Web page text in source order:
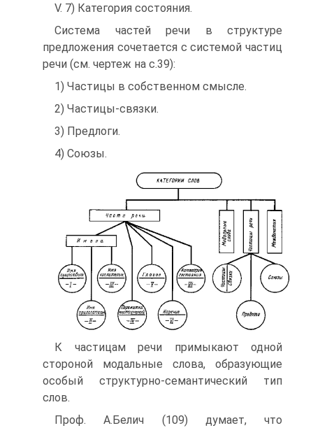
V. 7) Категория состояния.
Система частей речи в структуре
предложения сочетается с системой частиц
речи (см. чертеж на с.39):
1) Частицы в собственном смысле.
2) Частицы-связки.
3) Предлоги.
4) Союзы.
К частицам речи примыкают одной
стороной модальные слова, образующие
особый структурно-семантический тип
слов.
Проф. А.Белич (109) думает, что